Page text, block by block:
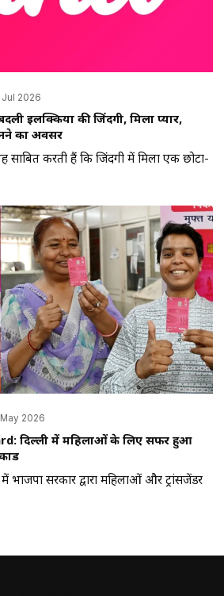
Jul 2026
इलक्किया की जिंदगी, मिला प्यार,
का अवसर
साबित करती हैं कि जिंदगी में मिला एक छोटा-
2026
दिल्ली में महिलाओं के लिए सफर हुआ
भाजपा सरकार द्वारा महिलाओं और ट्रांसजेंडर